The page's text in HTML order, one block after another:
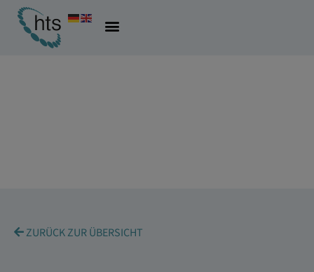
ZURÜCK ZUR ÜBERSICHT